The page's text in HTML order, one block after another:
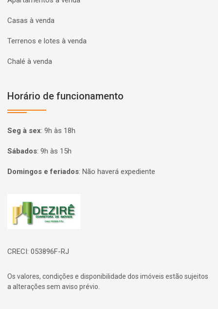
Casas à venda
Terrenos e lotes à venda
Chalé à venda
Horário de funcionamento
Seg à sex: 9h às 18h
Sábados: 9h às 15h
Domingos e feriados: Não haverá expediente
Página inicial
CRECI: 053896F-RJ
Os valores, condições e disponibilidade dos imóveis estão sujeitos
a alterações sem aviso prévio.